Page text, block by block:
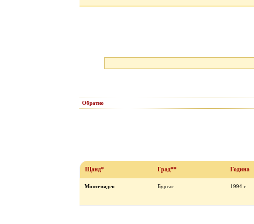
Обратно
Щанд* Град** Година
Монтевидео Бургас 1994 г.